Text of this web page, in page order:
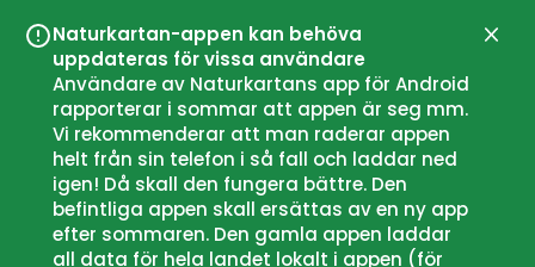
Naturkartan-appen kan behöva
uppdateras för vissa användare
Användare av Naturkartans app för Android
rapporterar i sommar att appen är seg mm.
Vi rekommenderar att man raderar appen
helt från sin telefon i så fall och laddar ned
igen! Då skall den fungera bättre. Den
befintliga appen skall ersättas av en ny app
efter sommaren. Den gamla appen laddar
all data för hela landet lokalt i appen (för